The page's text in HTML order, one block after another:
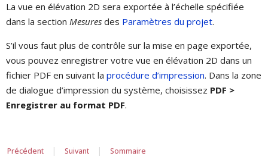
La vue en élévation 2D sera exportée à l’échelle spécifiée
dans la section Mesures des Paramètres du projet.
S’il vous faut plus de contrôle sur la mise en page exportée,
vous pouvez enregistrer votre vue en élévation 2D dans un
fichier PDF en suivant la procédure d’impression. Dans la zone
de dialogue d’impression du système, choisissez PDF >
Enregistrer au format PDF.
Précédent | Suivant | Sommaire